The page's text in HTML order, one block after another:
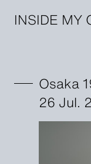
INSIDE MY
Osaka
26 Jul.